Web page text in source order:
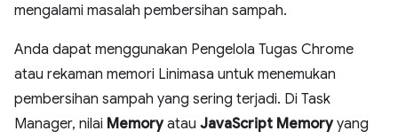
mengalami masalah pembersihan sampah.
Anda dapat menggunakan Pengelola Tugas Chrome
atau rekaman memori Linimasa untuk menemukan
pembersihan sampah yang sering terjadi. Di Task
Manager, nilai Memoryatau JavaScript Memoryyang